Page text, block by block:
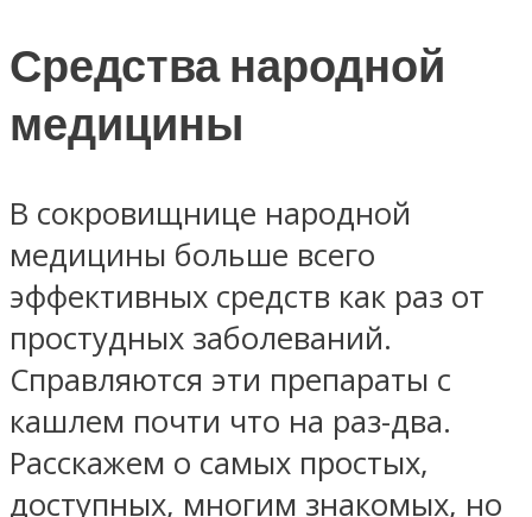
Средства народной
медицины
В сокровищнице народной
медицины больше всего
эффективных средств как раз от
простудных заболеваний.
Справляются эти препараты с
кашлем почти что на раз-два.
Расскажем о самых простых,
доступных, многим знакомых, но